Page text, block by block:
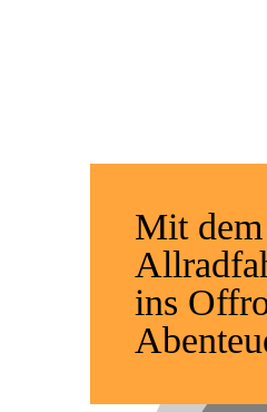
Offroad-
Mit dem
ins